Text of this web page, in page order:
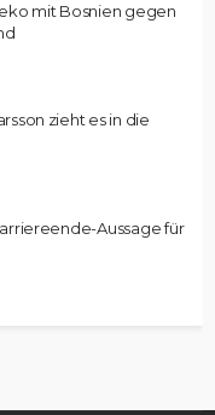
mit Bosnien gegen
zieht es in die
Aussage für